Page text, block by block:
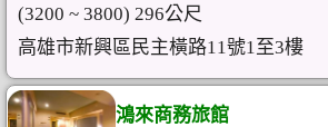
(3200 ~ 3800) 296公尺
高雄市新興區民主橫路11號1至3樓
鴻來商務旅館